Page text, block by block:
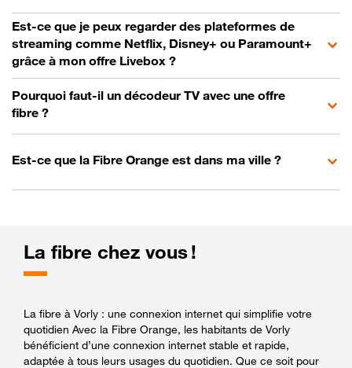
Est-ce que je peux regarder des plateformes de
streaming comme Netflix, Disney+ ou Paramount+
grâce à mon offre Livebox ?
Pourquoi faut-il un décodeur TV avec une offre
fibre ?
Est-ce que la Fibre Orange est dans ma ville ?
La fibre chez vous !
La fibre à Vorly : une connexion internet qui simplifie votre
quotidien Avec la Fibre Orange, les habitants de Vorly
bénéficient d’une connexion internet stable et rapide,
adaptée à tous leurs usages du quotidien. Que ce soit pour